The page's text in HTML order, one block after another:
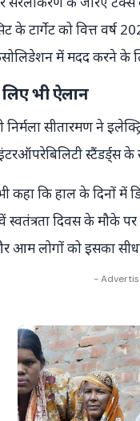
के टार्गेट को वित्त वर्ष
में मदद करने के
भी ऐलान
सीतारमण ने
स्टैंडर्ड्स के
भी कहा कि हाल के
स्वतंत्रता दिवस के मौके
आम लोगों को इसका
-